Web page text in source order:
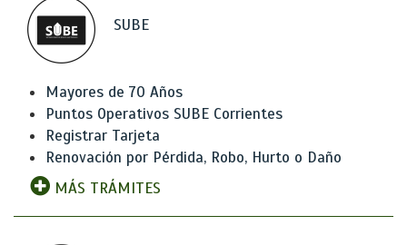
SUBE
Mayores de 70 Años
Puntos Operativos SUBE Corrientes
Registrar Tarjeta
Renovación por Pérdida, Robo, Hurto o Daño
MÁS TRÁMITES